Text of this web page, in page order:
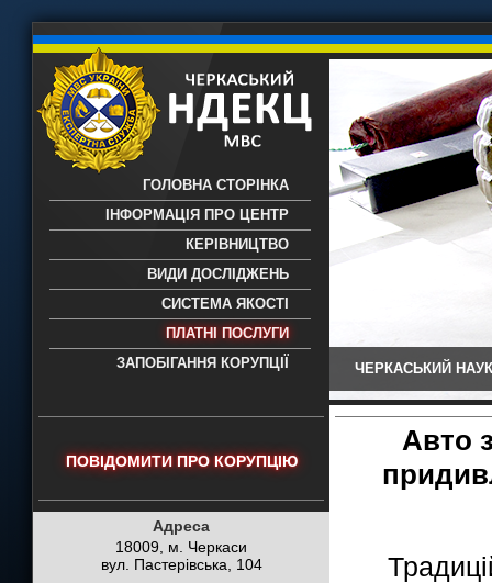
науково-дослідний експертно-
- проведення всих видів судових
експертиз
ГОЛОВНА СТОРІНКА
ІНФОРМАЦІЯ ПРО ЦЕНТР
КЕРІВНИЦТВО
ВИДИ ДОСЛІДЖЕНЬ
СИСТЕМА ЯКОСТІ
ПЛАТНІ ПОСЛУГИ
ЗАПОБІГАННЯ КОРУПЦІЇ
ЧЕРКАСЬКИЙ
ПОВІДОМИТИ ПРО КОРУПЦІЮ
Адреса
18009, м. Черкаси
вул. Пастерівська, 104
Авто